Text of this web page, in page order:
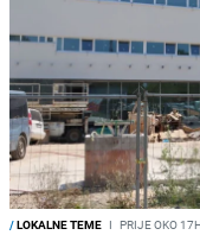
/LOKALNE TEME I PRIJE OKO